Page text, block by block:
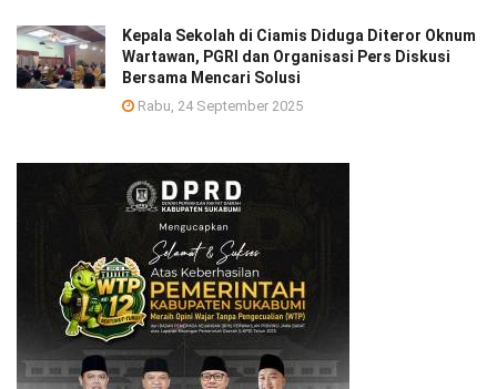
Kepala Sekolah di Ciamis Diduga Diteror Oknum
Wartawan, PGRI dan Organisasi Pers Diskusi
Bersama Mencari Solusi
Rabu, 24 September 2025